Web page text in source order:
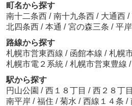
町名から探す
南十二条西 / 南十九条西 / 大通西 /
北四条西 / 本通 / 宮の森三条 / 平
路線から探す
札幌市営東西線 / 函館本線 / 札幌
札幌市電２系統 / 札幌市営東豊線 /
駅から探す
円山公園 / 西１８丁目 / 西２８丁目
南平岸 / 福住 / 菊水 / 西線１４条 /